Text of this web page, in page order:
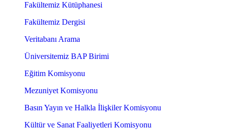
Fakültemiz Kütüphanesi
Fakültemiz Dergisi
Veritabanı Arama
Üniversitemiz BAP Birimi
Eğitim Komisyonu
Mezuniyet Komisyonu
Basın Yayın ve Halkla İlişkiler Komisyonu
Kültür ve Sanat Faaliyetleri Komisyonu